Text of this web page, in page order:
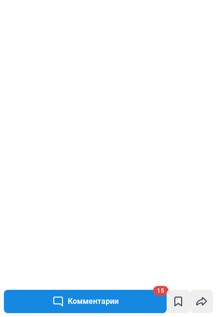
Комментарии
15